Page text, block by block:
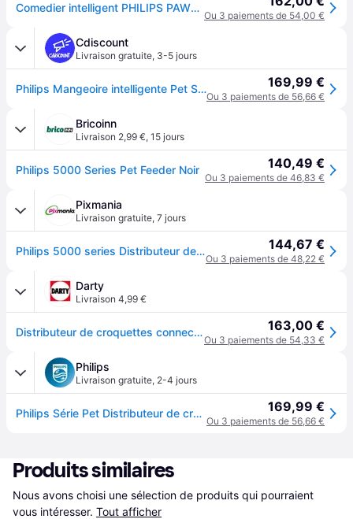
Comedier intelligent PHILIPS PAW5320/02 caméra HD Wi-Fi 4,5L programmable
Ou 3 paiements de 54,00 €
Cdiscount
Livraison gratuite, 3-5 jours
Philips Mangeoire intelligente Pet Series avec caméra 45 L gris (PAW5320/02) - Gris 169,99 €
Ou 3 paiements de 56,66 €
Bricoinn
Livraison 2,99 €, 15 jours
Philips 5000 Series Pet Feeder Noir 140,49 €
Ou 3 paiements de 46,83 €
Pixmania
Livraison gratuite, 7 jours
Philips 5000 series Distributeur de croquettes connecté avec caméra série Pet (PAW5320/02) - Neuf - Gris 144,67 €
Ou 3 paiements de 48,22 €
Darty
Livraison 4,99 €
Distributeur de croquettes connectï¿½ PAW5320/01 163,00 €
Ou 3 paiements de 54,33 €
Philips
Livraison gratuite, 2-4 jours
Philips Série Pet Distributeur de croquettes connecté avec caméra PAW5320/02 169,99 €
Ou 3 paiements de 56,66 €
Produits similaires
Nous avons choisi une sélection de produits qui pourraient
vous intéresser. Tout afficher